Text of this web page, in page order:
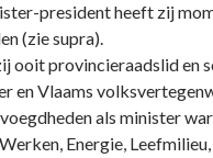
president heeft zij
(zie supra).
ooit provincieraadslid en
en Vlaams
als minister
Energie,